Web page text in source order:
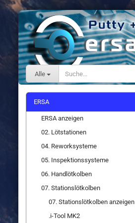
Alle
ERSA
ERSA anzeigen
02. Lötstationen
04. Reworksysteme
05. Inspektionssysteme
06. Handlötkolben
07. Stationslötkolben
07. Stationslötkolben anzeigen
.i-Tool MK2